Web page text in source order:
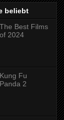
beliebt
The Best Films
of 2024
Kung Fu
Panda 2